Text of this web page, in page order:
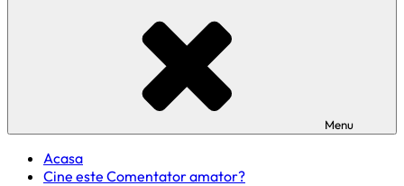
Menu
Acasa
Cine este Comentator amator?